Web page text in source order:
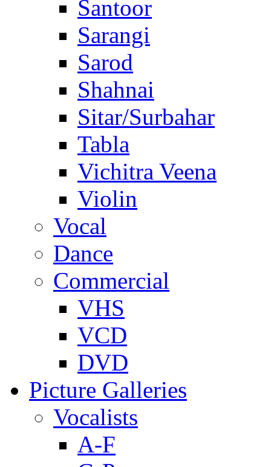
Santoor
Sarangi
Sarod
Shahnai
Sitar/Surbahar
Tabla
Vichitra Veena
Violin
Vocal
Dance
Commercial
VHS
VCD
DVD
Picture Galleries
Vocalists
A-F